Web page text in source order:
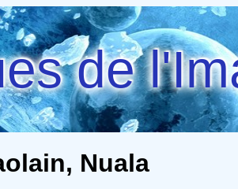
de
Nuala